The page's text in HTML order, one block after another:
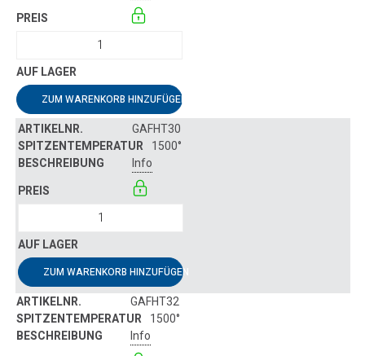
ZUM WARENKORB HINZUFÜGEN
GAFHT30
1500°
Info
ZUM WARENKORB HINZUFÜGEN
GAFHT32
1500°
Info